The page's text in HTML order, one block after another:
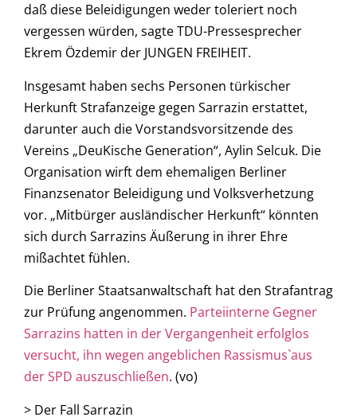
daß diese Beleidigungen weder toleriert noch
vergessen würden, sagte TDU-Pressesprecher
Ekrem Özdemir der JUNGEN FREIHEIT.
Insgesamt haben sechs Personen türkischer
Herkunft Strafanzeige gegen Sarrazin erstattet,
darunter auch die Vorstandsvorsitzende des
Vereins „DeuKische Generation“, Aylin Selcuk. Die
Organisation wirft dem ehemaligen Berliner
Finanzsenator Beleidigung und Volksverhetzung
vor. „Mitbürger ausländischer Herkunft“ könnten
sich durch Sarrazins Äußerung in ihrer Ehre
mißachtet fühlen.
Die Berliner Staatsanwaltschaft hat den Strafantrag
zur Prüfung angenommen. Parteiinterne Gegner
Sarrazins hatten in der Vergangenheit erfolglos
versucht, ihn wegen angeblichen Rassismus`aus
der SPD auszuschließen. (vo)
> Der Fall Sarrazin